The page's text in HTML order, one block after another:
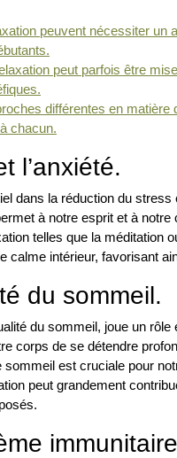
peuvent nécessiter un
peut parfois être
différentes en
chacun.
l’anxiété.
dans la réduction du
à notre esprit et à
telles que la méditation
calme intérieur, favorisant
du sommeil.
du sommeil, joue un
corps de se détendre
est cruciale pour
peut grandement